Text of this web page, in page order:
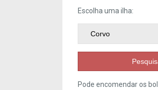
Escolha uma ilha:
Pode encomendar os